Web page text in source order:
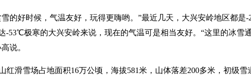
的好时候，气温友好，玩得更嗨哟。”最近几天，大兴安岭地区都是
-53℃极寒的大兴安岭来说，现在的气温可是相当友好。“这里的冰雪
说。
红滑雪场占地面积16万公顷，海拔581米，山体落差200多米，初级雪